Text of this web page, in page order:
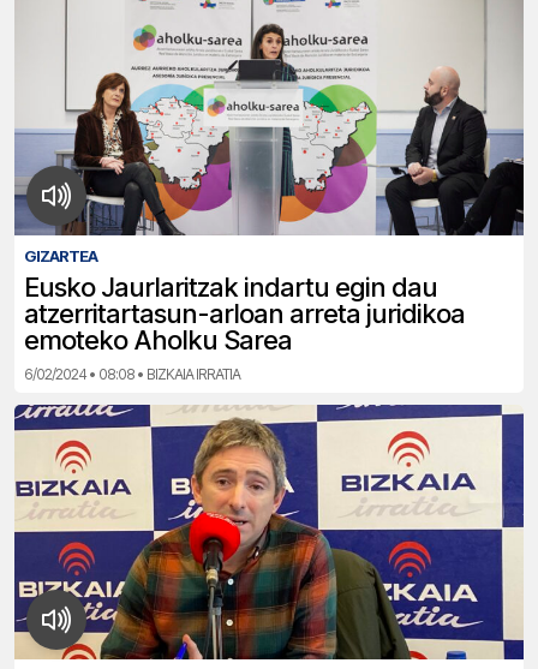
GIZARTEA
Eusko Jaurlaritzak indartu egin dau
atzerritartasun-arloan arreta juridikoa
emoteko Aholku Sarea
6/02/2024 • 08:08 • BIZKAIA IRRATIA